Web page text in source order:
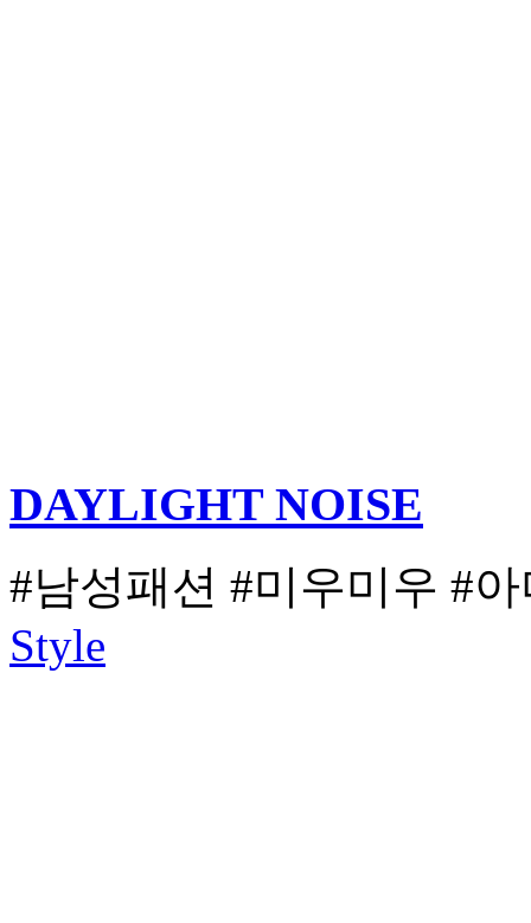
DAYLIGHT NOISE
#남성패션 #미우미우 #
Style